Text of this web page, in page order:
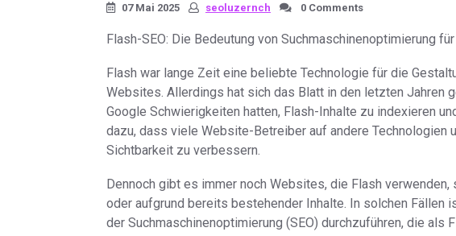
07 Mai 2025 seoluzernch 0 Comments
Flash-SEO: Die Bedeutung von Suchmaschinenoptimierung
Flash war lange Zeit eine beliebte Technologie für die
Websites. Allerdings hat sich das Blatt in den letzten Jahren
Google Schwierigkeiten hatten, Flash-Inhalte zu indexieren
dazu, dass viele Website-Betreiber auf andere Technologien
Sichtbarkeit zu verbessern.
Dennoch gibt es immer noch Websites, die Flash
oder aufgrund bereits bestehender Inhalte. In solchen Fällen
der Suchmaschinenoptimierung (SEO) durchzuführen, die als